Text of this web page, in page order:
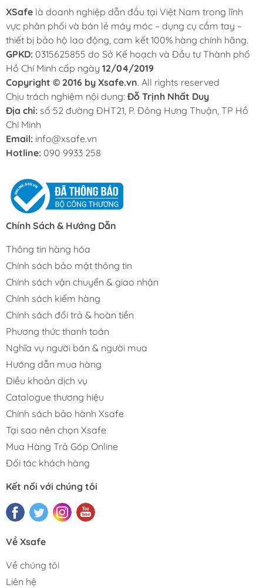
cần chứng từ.
- Hỗ trợ trả góp 0% – duyệt nhanh chỉ 15 phút: Khách
hàng có thể mua trả góp 0% lãi suất qua Fundiin với thủ
tục đơn giản, thời gian xét duyệt nhanh.
- Giao hàng nhanh – chỉ 2 giờ tại TP.HCM:Xsafe hỗ trợ
giao hàng nhanh trong 2 giờ tại TP.HCM và giao hàng
toàn quốc thông qua các đơn vị vận chuyển uy tín.
Trước khi mua hàng quý khách liên hệ đến hotline
9933 258để được Xsafe báo giá và tư vấn chi tiết!
XSafe là doanh nghiệp dẫn đầu tại Việt Nam trong lĩnh
vực phân phối và bán lẻ máy móc – dụng cụ cầm tay –
thiết bị bảo hộ lao động, cam kết 100% hàng chính hãng.
GPKD: 0315625855 do Sở Kế hoạch và Đầu tư Thành phố
Hồ Chí Minh cấp ngày 12/04/2019
Copyright © 2016 by Xsafe.vn. All rights reserved
Chịu trách nghiệm nội dung: Đỗ Trịnh Nhất Duy
Địa chỉ: số 52 đường ĐHT21, P. Đông Hưng Thuận, TP Hồ
Chí Minh
Email: info@xsafe.vn
Hotline: 090 9933 258
Chính Sách & Hướng Dẫn
Thông tin hàng hóa
Chính sách bảo mật thông tin
Chính sách vận chuyển & giao nhận
Chính sách kiểm hàng
Chính sách đổi trả & hoàn tiền
Phương thức thanh toán
Nghĩa vụ người bán & người mua
Hướng dẫn mua hàng
Điều khoản dịch vụ
Catalogue thương hiệu
Chính sách bảo hành Xsafe
Tại sao nên chọn Xsafe
Mua Hàng Trả Góp Online
Đối tác khách hàng
Kết nối với chúng tôi
Về Xsafe
Về chúng tôi
Liên hệ